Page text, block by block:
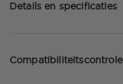
Details en specificaties
Compatibiliteitscontrole